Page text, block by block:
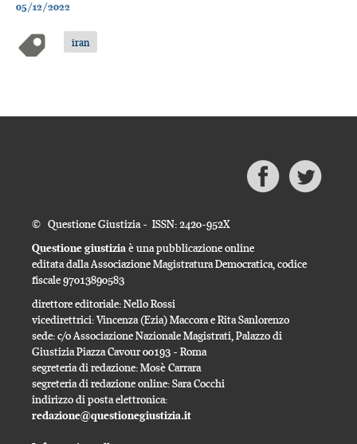
05/12/2022
iran
© Questione Giustizia - ISSN: 2420-952X
Questione giustiziaè una pubblicazione online
editata dalla Associazione Magistratura Democratica, codice
fiscale 97013890583
direttore editoriale: Nello Rossi
vicedirettrici: Vincenza (Ezia) Maccora e Rita Sanlorenzo
sede: c/o Associazione Nazionale Magistrati, Palazzo di
Giustizia Piazza Cavour 00193 - Roma
segreteria di redazione: Mosè Carrara
segreteria di redazione online: Sara Cocchi
indirizzo di posta elettronica:
redazione@questionegiustizia.it